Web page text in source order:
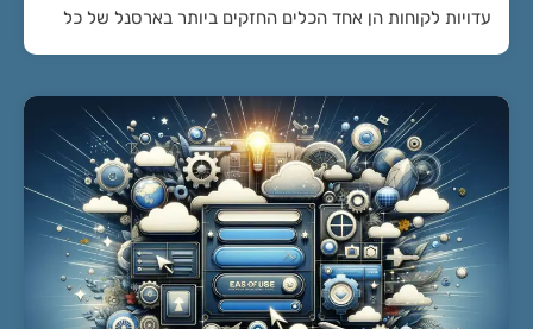
עדויות לקוחות הן אחד הכלים החזקים ביותר בארסנל של כל